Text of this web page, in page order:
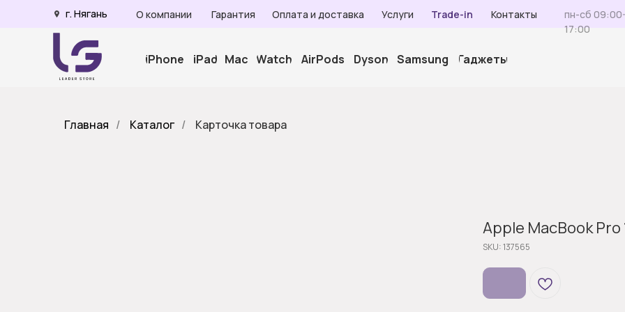
О компании Trade-in
Гарантия Контакты
Оплата и доставка
пн-сб
17:00
iPhone iPad Mac Watch AirPods Samsung Гаджеты
г. Нягань Услуги
Dyson
Главная / Каталог / Карточка товара
Apple MacBook
SKU:137565